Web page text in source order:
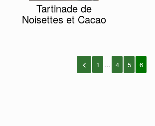
Tartinade de
Noisettes et Cacao
1 … 4 5 6